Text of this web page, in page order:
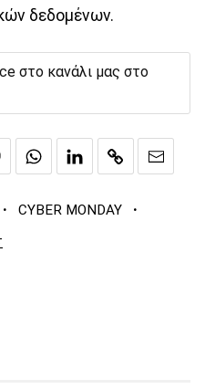
δεδομένων.
στο κανάλι μας στο
· CYBER MONDAY ·